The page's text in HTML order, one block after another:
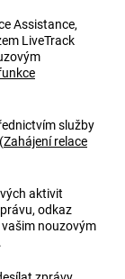
Assistance,
LiveTrack
služby
(Zahájení relace
aktivit
odkaz
nouzovým
.